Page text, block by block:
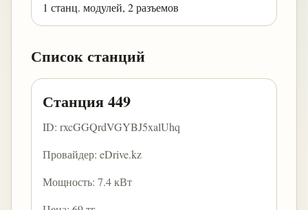
1 станц. модулей, 2 разъемов
Список станций
Станция 449
ID: rxcGGQrdVGYBJ5xalUhq
Провайдер: eDrive.kz
Мощность: 7.4 кВт